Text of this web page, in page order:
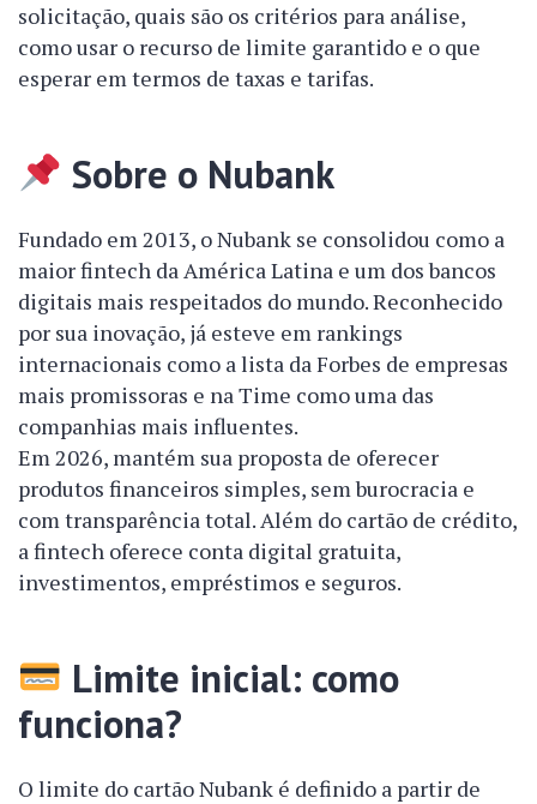
solicitação, quais são os critérios para análise,
como usar o recurso de limite garantido e o que
esperar em termos de taxas e tarifas.
Sobre o Nubank
Fundado em 2013, o Nubank se consolidou como a
maior fintech da América Latina e um dos bancos
digitais mais respeitados do mundo. Reconhecido
por sua inovação, já esteve em rankings
internacionais como a lista da Forbes de empresas
mais promissoras e na Time como uma das
companhias mais influentes.
Em 2026, mantém sua proposta de oferecer
produtos financeiros simples, sem burocracia e
com transparência total. Além do cartão de crédito,
a fintech oferece conta digital gratuita,
investimentos, empréstimos e seguros.
Limite inicial: como
funciona?
O limite do cartão Nubank é definido a partir de